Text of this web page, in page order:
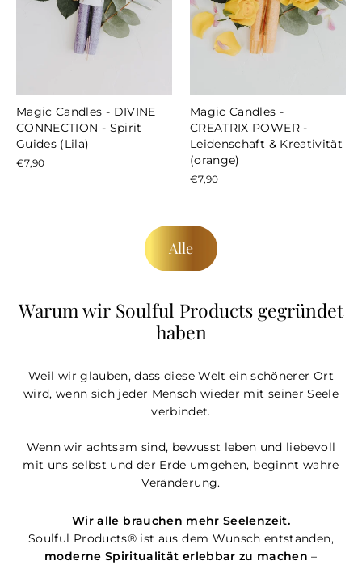
Magic Candles - DIVINE
CONNECTION - Spirit
Guides (Lila)
€7,90
Magic Candles -
CREATRIX POWER -
Leidenschaft & Kreativität
(orange)
€7,90
Alle
Warum wir Soulful Products gegründet
haben
Weil wir glauben, dass diese Welt ein schönerer Ort
wird, wenn sich jeder Mensch wieder mit seiner Seele
verbindet.
Wenn wir achtsam sind, bewusst leben und liebevoll
mit uns selbst und der Erde umgehen, beginnt wahre
Veränderung.
Wir alle brauchen mehr Seelenzeit.
Soulful Products® ist aus dem Wunsch entstanden,
moderne Spiritualität erlebbar zu machen –